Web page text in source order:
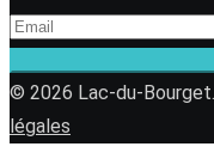
© 2026 Lac-du-
légales